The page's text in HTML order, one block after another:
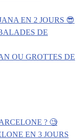
EN 2 JOURS 😎
DE
OU GROTTES DE
? 🧐
EN 3 JOURS